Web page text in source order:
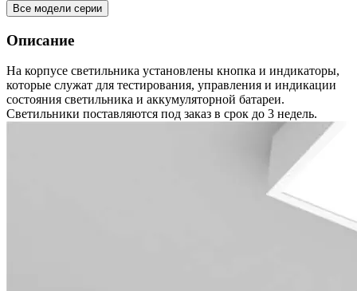
Все модели серии
Описание
На корпусе светильника установлены кнопка и индикаторы,
которые служат для тестирования, управления и индикации
состояния светильника и аккумуляторной батареи.
Светильники поставляются под заказ в срок до 3 недель.